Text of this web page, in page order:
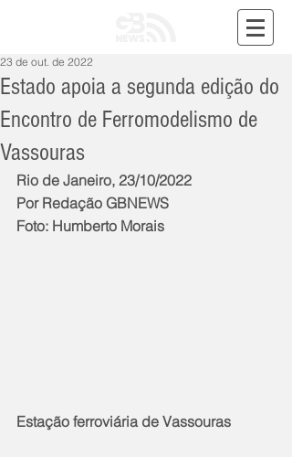
Estado apoia a segunda edição do
Encontro de Ferromodelismo de
Vassouras
23 de out. de 2022
Rio de Janeiro, 23/10/2022
Por Redação GBNEWS
Foto: Humberto Morais
Estação ferroviária de Vassouras